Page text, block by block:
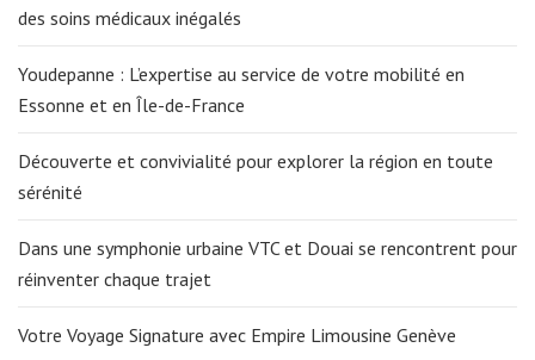
des soins médicaux inégalés
Youdepanne : L’expertise au service de votre mobilité en
Essonne et en Île-de-France
Découverte et convivialité pour explorer la région en toute
sérénité
Dans une symphonie urbaine VTC et Douai se rencontrent pour
réinventer chaque trajet
Votre Voyage Signature avec Empire Limousine Genève